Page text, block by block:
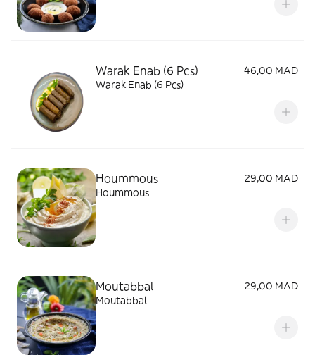
Warak Enab (6 Pcs)
46,00 MAD
Warak Enab (6 Pcs)
Hoummous
29,00 MAD
Hoummous
Moutabbal
29,00 MAD
Moutabbal